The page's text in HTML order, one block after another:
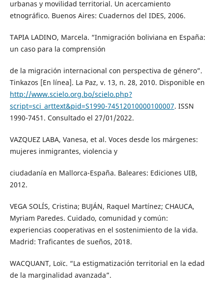
urbanas y movilidad territorial. Un acercamiento
etnográfico. Buenos Aires: Cuadernos del IDES, 2006.
TAPIA LADINO, Marcela. “Inmigración boliviana en España:
un caso para la comprensión
de la migración internacional con perspectiva de género”.
Tinkazos [En línea]. La Paz, v. 13, n. 28, 2010. Disponible en
http://www.scielo.org.bo/scielo.php?
script=sci_arttext&pid=S1990-74512010000100007. ISSN
1990-7451. Consultado el 27/01/2022.
VAZQUEZ LABA, Vanesa, et al. Voces desde los márgenes:
mujeres inmigrantes, violencia y
ciudadanía en Mallorca-España. Baleares: Ediciones UIB,
2012.
VEGA SOLÍS, Cristina; BUJÁN, Raquel Martínez; CHAUCA,
Myriam Paredes. Cuidado, comunidad y común:
experiencias cooperativas en el sostenimiento de la vida.
Madrid: Traficantes de sueños, 2018.
WACQUANT, Loïc. “La estigmatización territorial en la edad
de la marginalidad avanzada”.